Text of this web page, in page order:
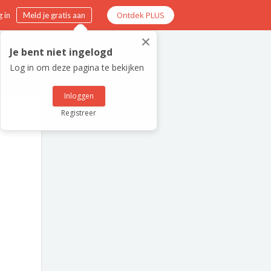
in Meld je gratis aan Ontdek PLUS
×
Je bent niet ingelogd
Log in om deze pagina te bekijken
Inloggen
Registreer